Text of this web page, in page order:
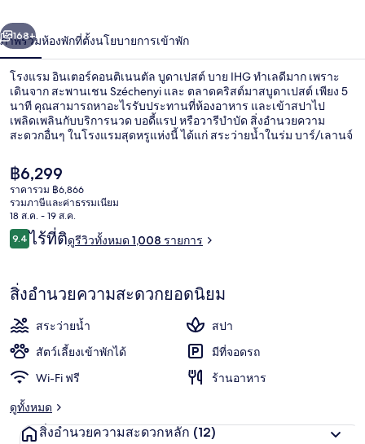
เนนตัล
บูดาเปสต์
บาย
IHG
า
ถัดไป
168+
ภาพรวมห้องพักที่ตั้งนโยบายการเข้าพัก
โรงแรม อินเตอร์คอนติเนนตัล บูดาเปสต์ บาย IHG ทำเลดีมาก เพราะ
เดินจาก สะพานเชน Széchenyi และ ตลาดคริสต์มาสบูดาเปสต์ เพียง 5
นาที คุณสามารถหาอะไรรับประทานที่ห้องอาหาร และเข้าสปาไป
เพลิดเพลินกับบริการนวด บอดี้แรป หรือวารีบำบัด สิ่งอำนวยความ
สะดวกอื่นๆ ในโรงแรมสุดหรูแห่งนี้ ได้แก่ สระว่ายน้ำในร่ม บาร์/เลานจ์
ที่พักนี้อยู่ใกล้ขนส่งสาธารณะ: เดินไม่กี่ก้าวถึง สถานีรถราง Eötvös tér
และ 4 นาทีถึง สถานีรถราง Vigadó tér
ราคา
ปัจจุบัน
฿6,299
฿6,299
ราคารวม ฿6,866
รวมภาษีและค่าธรรมเนียม
18 ส.ค. - 19 ส.ค.
รีวิว
9.49.4 จาก 10
ไร้ที่ติดูรีวิวทั้งหมด 1,008 รายการ
สิ่งอำนวยความสะดวกยอดนิยม
สระว่ายน้ำ
สปา
สัตว์เลี้ยงเข้าพักได้
มีที่จอดรถ
Wi-Fi ฟรี
ร้านอาหาร
ดูทั้งหมด
สิ่งอำนวยความสะดวกหลัก (12)